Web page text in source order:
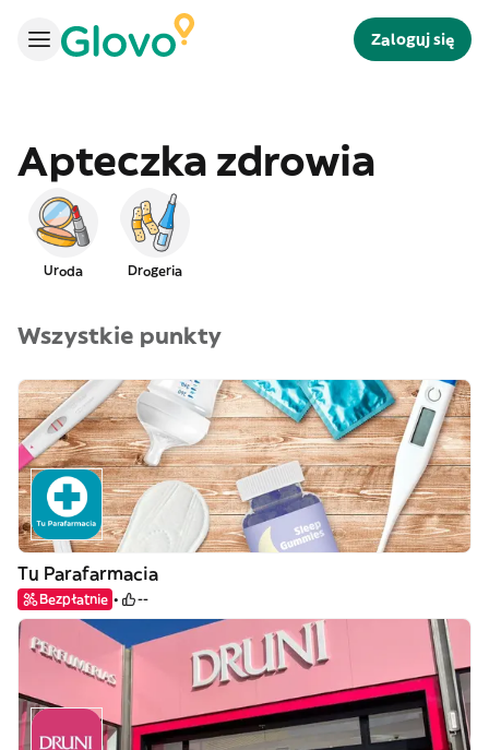
Zaloguj się
Apteczka zdrowia
Uroda Drogeria
Wszystkie punkty
Tu Parafarmacia
Bezpłatnie --